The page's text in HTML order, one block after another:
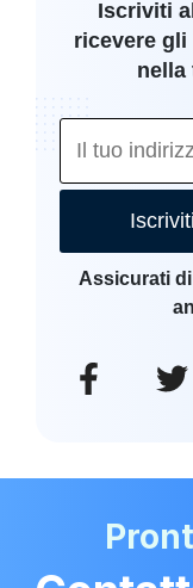
Iscriviti
ricevere
nella
Assicurati